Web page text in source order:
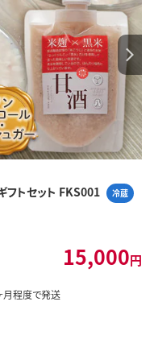
フトセット FKS001 冷蔵
15,000円
月程度で発送